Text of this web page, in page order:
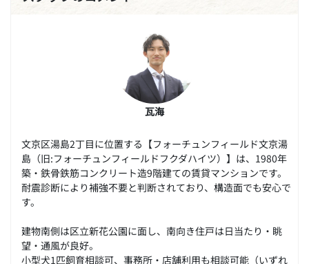
瓦海
文京区湯島2丁目に位置する【フォーチュンフィールド文京湯
島（旧:フォーチュンフィールドフクダハイツ）】は、1980年
築・鉄骨鉄筋コンクリート造9階建ての賃貸マンションです。
耐震診断により補強不要と判断されており、構造面でも安心で
す。
建物南側は区立新花公園に面し、南向き住戸は日当たり・眺
望・通風が良好。
小型犬1匹飼育相談可、事務所・店舗利用も相談可能（いずれ